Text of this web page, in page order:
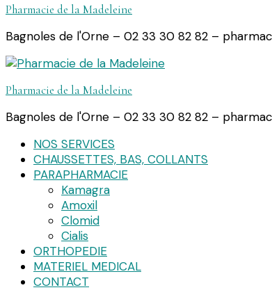
Pharmacie de la Madeleine
Bagnoles de l'Orne – 02 33 30 82 82 –
Pharmacie de la Madeleine
Bagnoles de l'Orne – 02 33 30 82 82 –
NOS SERVICES
CHAUSSETTES, BAS, COLLANTS
PARAPHARMACIE
Kamagra
Amoxil
Clomid
Cialis
ORTHOPEDIE
MATERIEL MEDICAL
CONTACT